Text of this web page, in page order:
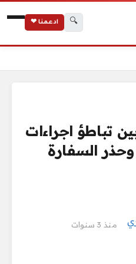
🔍 ادعمنا ❤
تباطؤ اجراءات
السفارة
منذ 3 سنوات